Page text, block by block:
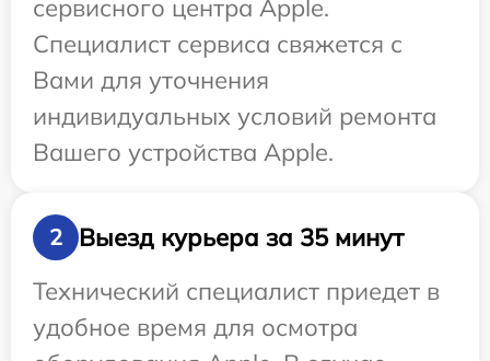
сервисного центра Apple.
Специалист сервиса свяжется с
Вами для уточнения
индивидуальных условий ремонта
Вашего устройства Apple.
2
Выезд курьера за 35 минут
Технический специалист приедет в
удобное время для осмотра